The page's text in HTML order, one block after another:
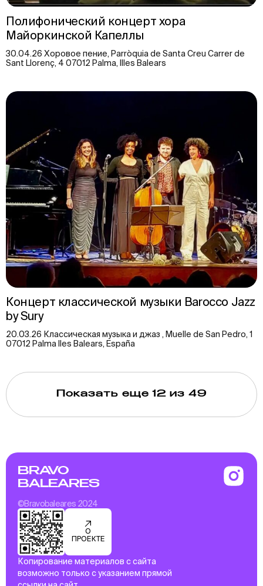
Полифонический концерт хора
Майоркинской Капеллы
30.04.26 Хоровое пение, Parròquia de Santa Creu Carrer de
Sant Llorenç, 4 07012 Palma, Illes Balears
Концерт классической музыки Barocco Jazz
by Sury
20.03.26 Классическая музыка и джаз , Muelle de San Pedro, 1
07012 Palma lles Balears, España
Показать еще 12 из 49
BRAVO
BALEARES
©Bravobaleares 2024
О
ПРОЕКТЕ
Копирование материалов с сайта
возможно только с указанием прямой